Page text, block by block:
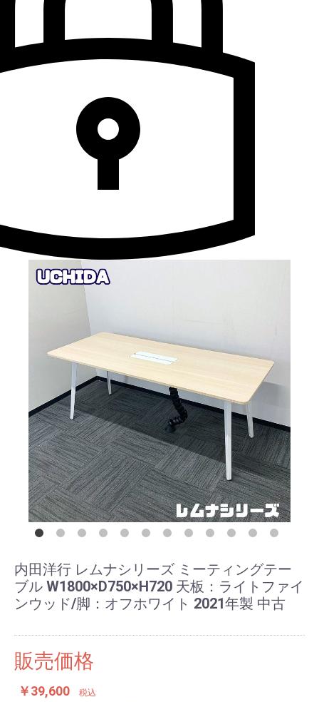
内田洋行 レムナシリーズ ミーティングテー
ブル W1800×D750×H720 天板：ライトファイ
ンウッド/脚：オフホワイト 2021年製 中古
販売価格
￥39,600 税込